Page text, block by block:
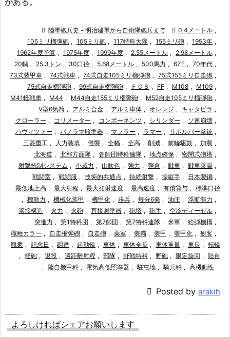
 陸軍砲兵史－明治建軍から自衛隊砲兵まで  0.4メートル ,
105ミリ榴弾砲 , 105ミリ砲 , 117特科大隊 , 155ミリ砲 , 1953年 ,
1962年度予算 , 1975年度 , 1999年度 , 2.55メートル , 2.98メートル ,
20輌 , 25.3トン , 30口径 , 5.68メートル , 500馬力 , 6ZF , 70年代 ,
73式装甲車 , 74式戦車 , 74式自走105ミリ榴弾砲 , 75式155ミリ自走砲 ,
75式自走榴弾砲 , 99式自走榴弾砲 , ＦＣＳ , FF , M108 , M109 ,
M41軽戦車 , M44 , M44自走155ミリ榴弾砲 , M52自走105ミリ榴弾砲 ,
V型6気筒 , アルミ合金 , アルミ車体 , オレンジ , キャタピラ ,
クローラー , コリメーター , コンポーネンツ , シリンダー , ソ連崩壊 ,
ハウィツァー , パノラマ照準器 , マフラー , ラマー , リボルバー拳銃 ,
三菱重工 , 人力装填 , 侵襲 , 全幅 , 全高 , 削減 , 前輪駆動 , 加農 ,
北海道 , 北部方面隊 , 各師団特科連隊 , 地点確保 , 密閉式砲塔 ,
射撃統制システム , 小威力 , 山吹色 , 強力 , 弾倉 , 戦車 , 戦車乗員 ,
戦闘室 , 戦闘服 , 技術的共通点 , 持続射撃 , 操縦手 , 日本製鋼 ,
最低地上高 , 最大射程 , 最大発射速度 , 最高速度 , 有償貸与 , 標準口径
, 機動力 , 機械化装甲 , 機甲化 , 歩兵 , 毎分6発 , 油圧 , 浮航能力 ,
溶接構造 , 火力 , 火砲 , 直接照準器 , 砲塔 , 砲手 , 空冷ディーゼル ,
突進力 , 第1特科団 , 第7師団 , 第7特科連隊 , 米軍 , 給弾機構 ,
職種カラー , 自走榴弾砲 , 自走砲 , 薬室 , 装備 , 装甲 , 装甲化 , 観客 ,
観衆 , 記念日 , 調達 , 起動輪 , 車体 , 車体全長 , 車体重量 , 車長 , 転輪
, 軽砲 , 退役 , 遠距離射程 , 部隊 , 野戦特科 , 野砲 , 限定旋回 , 陸自
, 陸自機甲科 , 電気高低照準器 , 駐屯地 , 騎兵科 , 高機動性
 Posted by arakih
よろしければシェアお願いします